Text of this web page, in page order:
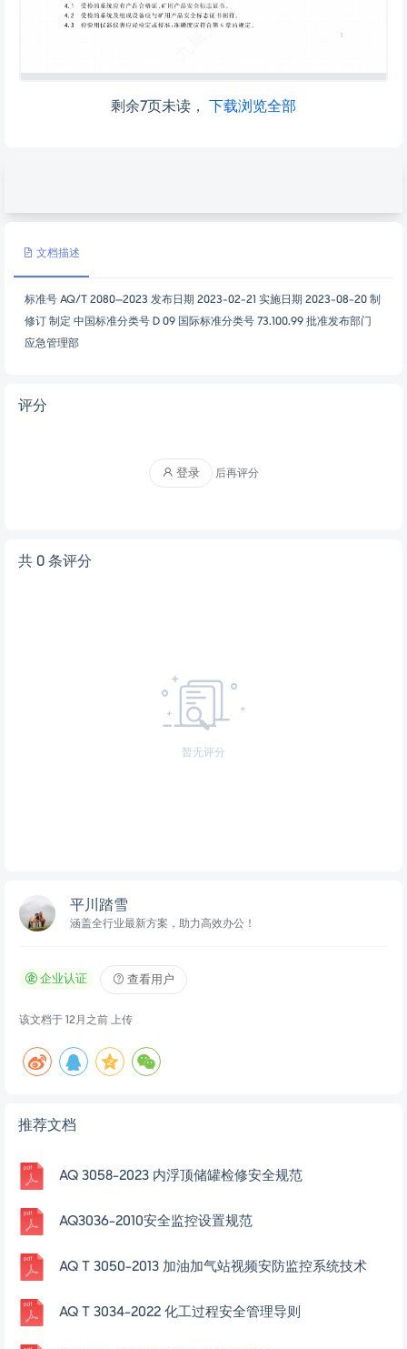
剩余7页未读， 下载浏览全部
文档描述
标准号 AQ/T 2080—2023 发布日期 2023-02-21 实施日期 2023-08-20 制
修订 制定 中国标准分类号 D 09 国际标准分类号 73.100.99 批准发布部门
应急管理部
评分
登录 后再评分
共 0 条评分
暂无评分
平川踏雪
涵盖全行业最新方案，助力高效办公！
企业认证 查看用户
该文档于 12月之前 上传
推荐文档
AQ 3058-2023 内浮顶储罐检修安全规范
AQ3036-2010安全监控设置规范
AQ T 3050-2013 加油加气站视频安防监控系统技术
AQ T 3034-2022 化工过程安全管理导则